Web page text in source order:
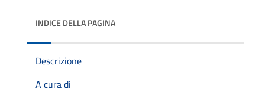
INDICE DELLA PAGINA
Descrizione
A cura di